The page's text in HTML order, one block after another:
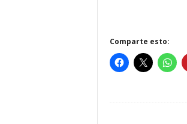
Comparte esto: